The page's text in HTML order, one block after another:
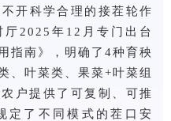
开科学合理的接茬轮作
2025年12月专门出台
指南》，明确了4种育秧
、叶菜类、果菜+叶菜组
户提供了可复制、可推
定了不同模式的茬口安